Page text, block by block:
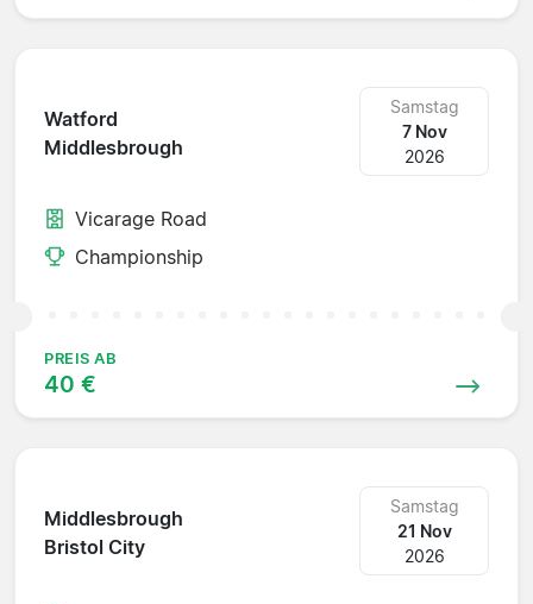
Watford
Middlesbrough
Samstag
7 Nov
2026
Vicarage Road
Championship
PREIS AB
40 €
Middlesbrough
Bristol City
Samstag
21 Nov
2026